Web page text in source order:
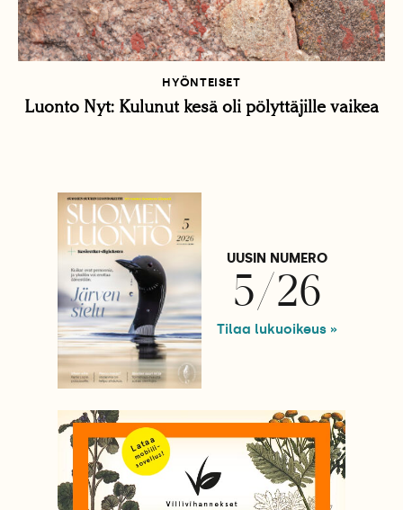
HYÖNTEISET
Luonto Nyt: Kulunut kesä oli pölyttäjille vaikea
UUSIN NUMERO
5/26
Tilaa lukuoikeus »